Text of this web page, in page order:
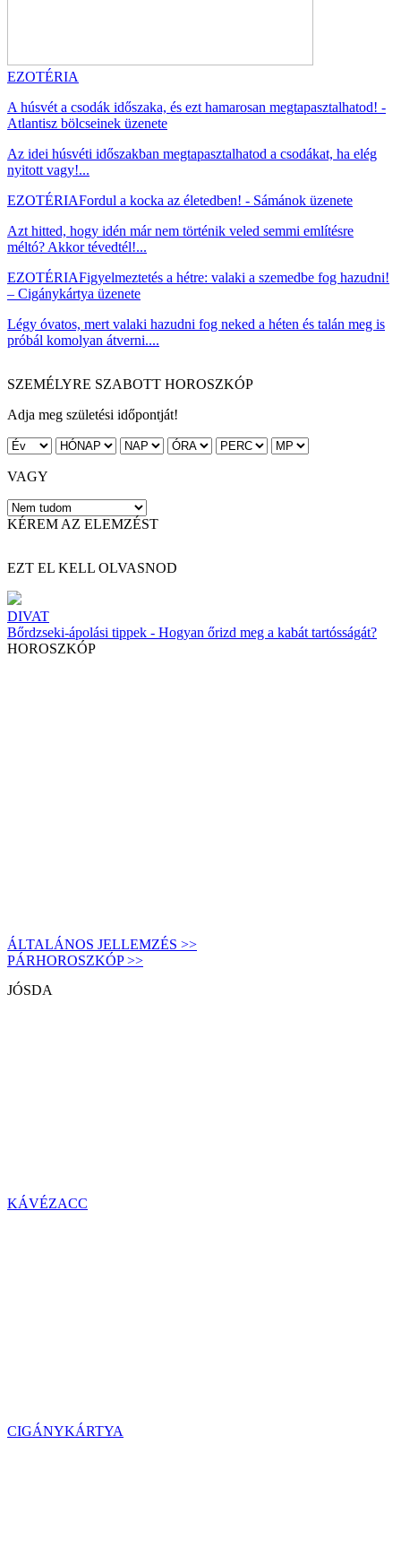
EZOTÉRIA
A húsvét a csodák időszaka, és ezt hamarosan megtapasztalhatod! -
Atlantisz bölcseinek üzenete
Az idei húsvéti időszakban megtapasztalhatod a csodákat, ha elég
nyitott vagy!...
EZOTÉRIAFordul a kocka az életedben! - Sámánok üzenete
Azt hitted, hogy idén már nem történik veled semmi említésre
méltó? Akkor tévedtél!...
EZOTÉRIAFigyelmeztetés a hétre: valaki a szemedbe fog hazudni!
– Cigánykártya üzenete
Légy óvatos, mert valaki hazudni fog neked a héten és talán meg is
próbál komolyan átverni....
SZEMÉLYRE SZABOTT HOROSZKÓP
Adja meg születési időpontját!
VAGY
KÉREM AZ ELEMZÉST
EZT EL KELL OLVASNOD
DIVAT
Bőrdzseki-ápolási tippek - Hogyan őrizd meg a kabát tartósságát?
HOROSZKÓP
ÁLTALÁNOS JELLEMZÉS >>
PÁRHOROSZKÓP >>
JÓSDA
KÁVÉZACC
CIGÁNYKÁRTYA